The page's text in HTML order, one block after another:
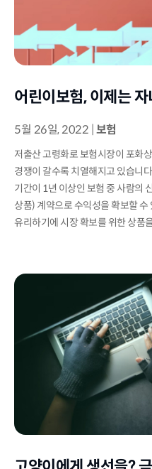
어린이보험, 이제는 자
5월 26일, 2022 |보험
저출산 고령화로 보험시장이 포화
경쟁이 갈수록 치열해지고 있습니
기간이 1년 이상인 보험 중 사람의
상품) 계약으로 수익성을 확보할
유리하기에 시장 확보를 위한 상품